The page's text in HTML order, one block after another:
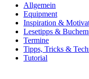
Allgemein
Equipment
Inspiration &
Lesetipps &
Termine
Tipps, Tricks &
Tutorial